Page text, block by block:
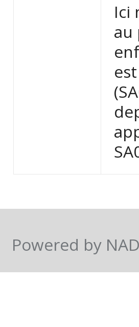
Ici
au
Powered by